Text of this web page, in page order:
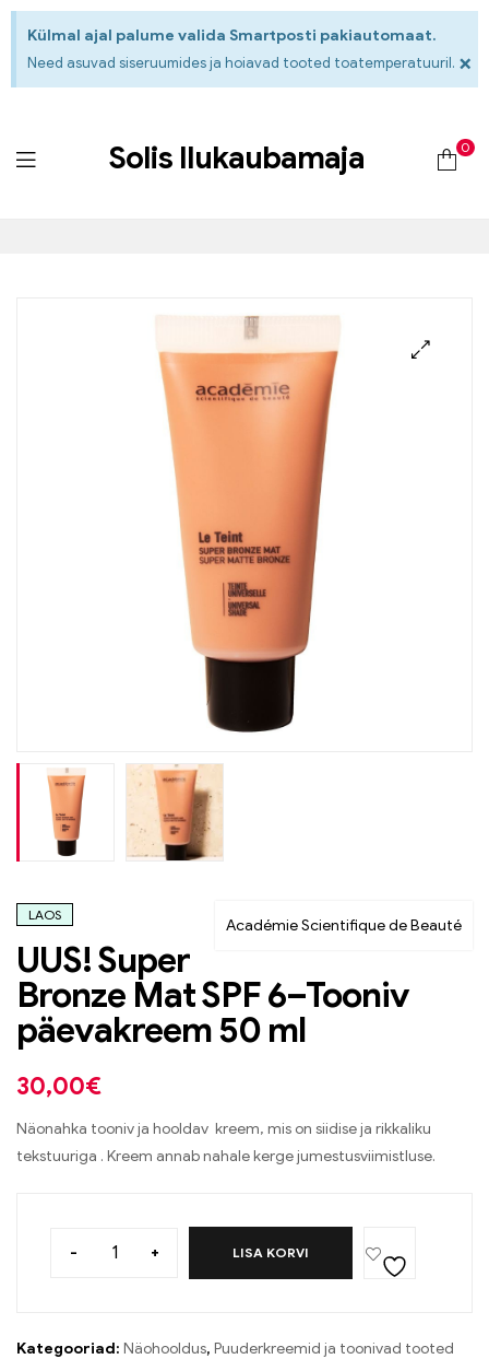
Külmal ajal palume valida Smartposti pakiautomaat.
Need asuvad siseruumides ja hoiavad tooted toatemperatuuril. ×
Solis Ilukaubamaja 0
Académie Scientifique de Beauté
LAOS
UUS! Super
Bronze Mat SPF 6–Tooniv
päevakreem 50 ml
30,00€
Näonahka tooniv ja hooldav kreem, mis on siidise ja rikkaliku
tekstuuriga . Kreem annab nahale kerge jumestusviimistluse.
- + LISA KORVI
Kategooriad: Näohooldus, Puuderkreemid ja toonivad tooted